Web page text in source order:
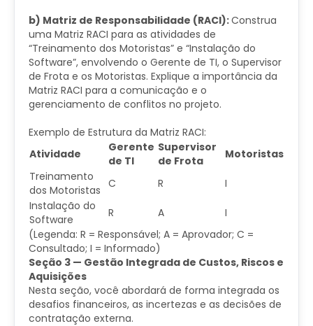
b) Matriz de Responsabilidade (RACI):Construa
uma Matriz RACI para as atividades de
“Treinamento dos Motoristas” e “Instalação do
Software”, envolvendo o Gerente de TI, o Supervisor
de Frota e os Motoristas. Explique a importância da
Matriz RACI para a comunicação e o
gerenciamento de conflitos no projeto.
Exemplo de Estrutura da Matriz RACI:
Atividade
Gerente
de TI
Supervisor
de Frota
Motoristas
Treinamento
dos Motoristas C R
I
Instalação do
Software
R A
I
(Legenda: R = Responsável; A = Aprovador; C =
Consultado; I = Informado)
Seção 3 — Gestão Integrada de Custos, Riscos e
Aquisições
Nesta seção, você abordará de forma integrada os
desafios financeiros, as incertezas e as decisões de
contratação externa.